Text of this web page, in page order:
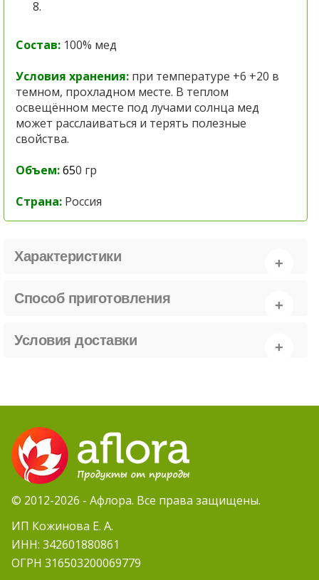
Состав: 100% мед
Условия хранения: при температуре +6 +20 в
темном, прохладном месте. В теплом
освещённом месте под лучами солнца мед
может расслаиваться и терять полезные
свойства.
Объем:650 гр
Страна: Россия
Характеристики
Способ приготовления
Условия доставки
© 2012-2026 - Афлора. Все права защищены.
ИП Кожинова Е. А.
ИНН: 342601880861
ОГРН 316503200069779